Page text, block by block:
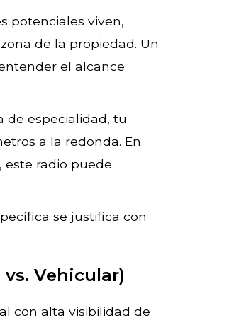
potenciales viven,
de la propiedad. Un
el alcance
de especialidad, tu
a la redonda. En
este radio puede
se justifica con
Vehicular)
con alta visibilidad de